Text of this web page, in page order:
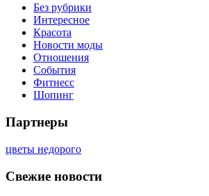
Без рубрики
Интересное
Красота
Новости моды
Отношения
События
Фитнесс
Шопинг
Партнеры
цветы недорого
Свежие новости